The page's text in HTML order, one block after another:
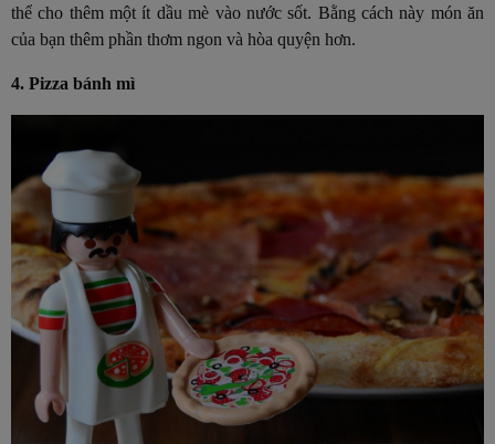
thể cho thêm một ít dầu mè vào nước sốt. Bằng cách này món ăn
của bạn thêm phần thơm ngon và hòa quyện hơn.
4. Pizza bánh mì